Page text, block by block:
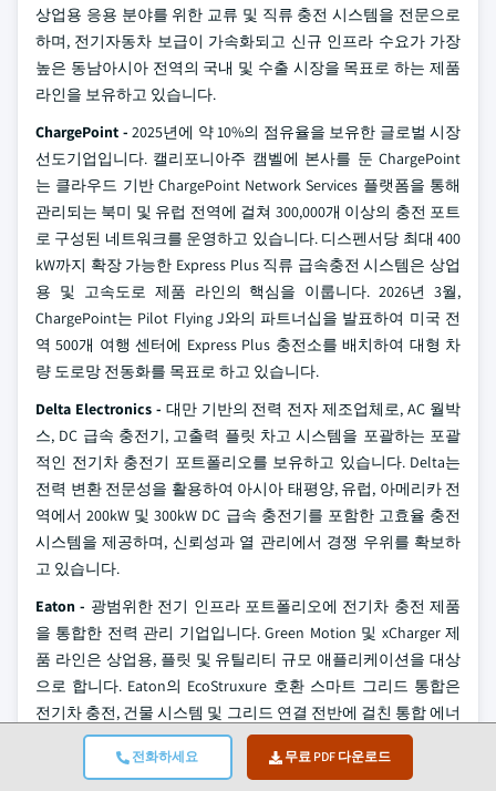
전화하세요 무료 PDF 다운로드
상업용 응용 분야를 위한 교류 및 직류 충전 시스템을 전문으로
하며, 전기자동차 보급이 가속화되고 신규 인프라 수요가 가장
높은 동남아시아 전역의 국내 및 수출 시장을 목표로 하는 제품
라인을 보유하고 있습니다.
ChargePoint - 2025년에 약 10%의 점유율을 보유한 글로벌 시장
선도기업입니다. 캘리포니아주 캠벨에 본사를 둔 ChargePoint
는 클라우드 기반 ChargePoint Network Services 플랫폼을 통해
관리되는 북미 및 유럽 전역에 걸쳐 300,000개 이상의 충전 포트
로 구성된 네트워크를 운영하고 있습니다. 디스펜서당 최대 400
kW까지 확장 가능한 Express Plus 직류 급속충전 시스템은 상업
용 및 고속도로 제품 라인의 핵심을 이룹니다. 2026년 3월,
ChargePoint는 Pilot Flying J와의 파트너십을 발표하여 미국 전
역 500개 여행 센터에 Express Plus 충전소를 배치하여 대형 차
량 도로망 전동화를 목표로 하고 있습니다.
Delta Electronics - 대만 기반의 전력 전자 제조업체로, AC 월박
스, DC 급속 충전기, 고출력 플릿 차고 시스템을 포괄하는 포괄
적인 전기차 충전기 포트폴리오를 보유하고 있습니다. Delta는
전력 변환 전문성을 활용하여 아시아 태평양, 유럽, 아메리카 전
역에서 200kW 및 300kW DC 급속 충전기를 포함한 고효율 충전
시스템을 제공하며, 신뢰성과 열 관리에서 경쟁 우위를 확보하
고 있습니다.
Eaton - 광범위한 전기 인프라 포트폴리오에 전기차 충전 제품
을 통합한 전력 관리 기업입니다. Green Motion 및 xCharger 제
품 라인은 상업용, 플릿 및 유틸리티 규모 애플리케이션을 대상
으로 합니다. Eaton의 EcoStruxure 호환 스마트 그리드 통합은
전기차 충전, 건물 시스템 및 그리드 연결 전반에 걸친 통합 에너
지 관리를 추구하는 기업 및 유틸리티 고객을 위한 핵심 차별화